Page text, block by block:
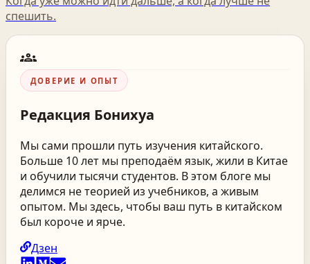
спешить.
groups
ДОВЕРИЕ И ОПЫТ
Редакция Бонихуа
Мы сами прошли путь изучения китайского.
Больше 10 лет мы преподаём язык, жили в Китае
и обучили тысячи студентов. В этом блоге мы
делимся не теорией из учебников, а живым
опытом. Мы здесь, чтобы ваш путь в китайском
был короче и ярче.
Дзен